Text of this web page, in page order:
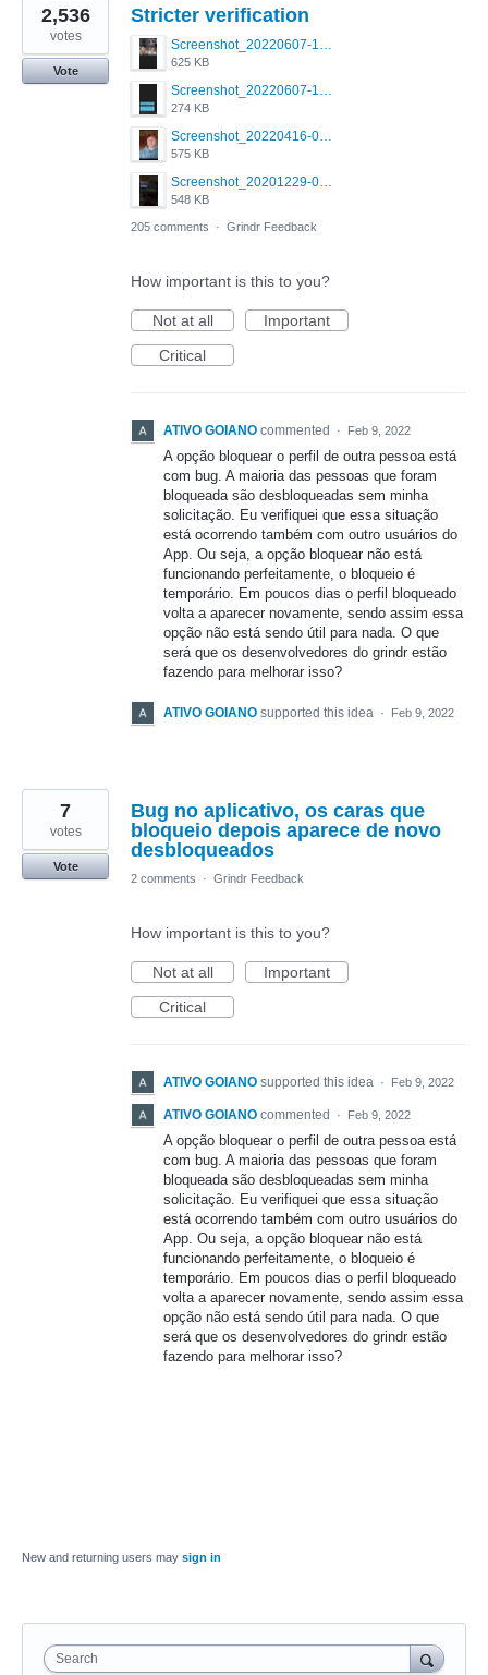
Stricter verification
Screenshot_20220607-154537_Grindr.jpg
625 KB
Screenshot_20220607-135238_Grindr.jpg
274 KB
Screenshot_20220416-082748_Grindr.jpg
575 KB
Screenshot_20201229-052334_Grindr.jpg
548 KB
2,536
votes
Vote
205 comments · Grindr Feedback
How important is this to you?
Not at all
Important
Critical
ATIVO GOIANO commented · Feb 9, 2022
A opção bloquear o perfil de outra pessoa está
com bug. A maioria das pessoas que foram
bloqueada são desbloqueadas sem minha
solicitação. Eu verifiquei que essa situação
está ocorrendo também com outro usuários do
App. Ou seja, a opção bloquear não está
funcionando perfeitamente, o bloqueio é
temporário. Em poucos dias o perfil bloqueado
volta a aparecer novamente, sendo assim essa
opção não está sendo útil para nada. O que
será que os desenvolvedores do grindr estão
fazendo para melhorar isso?
ATIVO GOIANO supported this idea · Feb 9, 2022
Bug no aplicativo, os caras que
bloqueio depois aparece de novo
desbloqueados
7
votes
Vote
2 comments
· Grindr Feedback
How important is this to you?
Not at all
Important
Critical
ATIVO GOIANO supported this idea · Feb 9, 2022
ATIVO GOIANO commented · Feb 9, 2022
A opção bloquear o perfil de outra pessoa está
com bug. A maioria das pessoas que foram
bloqueada são desbloqueadas sem minha
solicitação. Eu verifiquei que essa situação
está ocorrendo também com outro usuários do
App. Ou seja, a opção bloquear não está
funcionando perfeitamente, o bloqueio é
temporário. Em poucos dias o perfil bloqueado
volta a aparecer novamente, sendo assim essa
opção não está sendo útil para nada. O que
será que os desenvolvedores do grindr estão
fazendo para melhorar isso?
New and returning users may sign in
Search